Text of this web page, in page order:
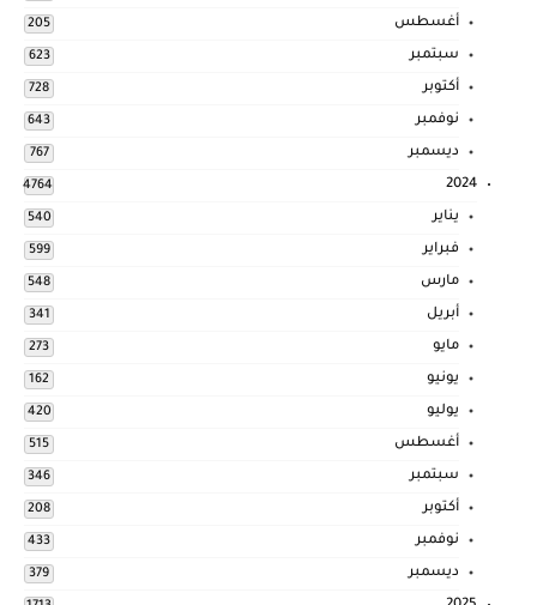
أغسطس 205
سبتمبر 623
أكتوبر 728
نوفمبر 643
ديسمبر 767
2024
4764
يناير 540
فبراير 599
مارس 548
أبريل 341
مايو 273
يونيو 162
يوليو 420
أغسطس 515
سبتمبر 346
أكتوبر 208
نوفمبر 433
ديسمبر 379